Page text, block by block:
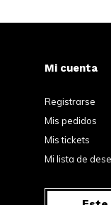
Mi cuenta
Registrarse
Mis pedidos
Mis tickets
Mi lista de